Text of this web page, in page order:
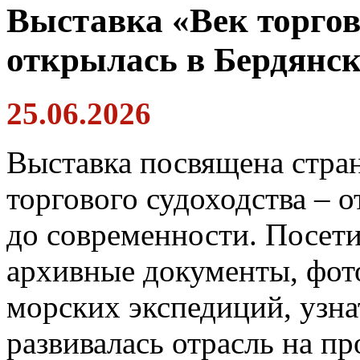
Выставка «Век
открылась в
25.06.2026
Выставка посвящена
торгового судоходства –
до современности.
архивные документы,
морских экспедиций,
развивалась отрасль на